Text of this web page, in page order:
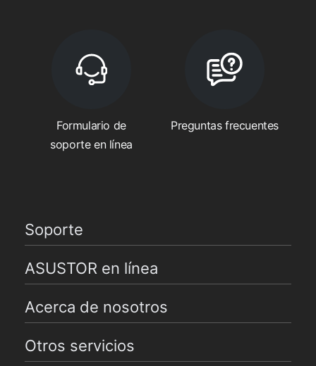
Formulario de
soporte en línea
Preguntas frecuentes
Soporte
ASUSTOR en línea
Acerca de nosotros
Otros servicios